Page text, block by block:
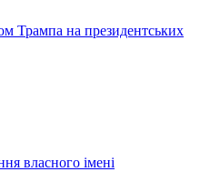
Трампа на президентських
власного імені